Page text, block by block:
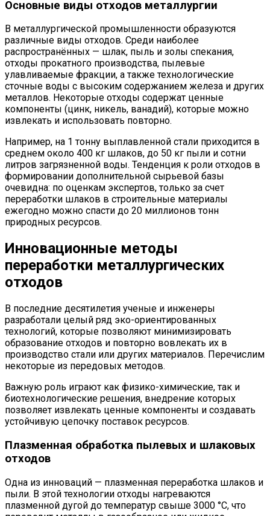
Основные виды отходов металлургии
В металлургической промышленности образуются
различные виды отходов. Среди наиболее
распространённых — шлак, пыль и золы спекания,
отходы прокатного производства, пылевые
улавливаемые фракции, а также технологические
сточные воды с высоким содержанием железа и других
металлов. Некоторые отходы содержат ценные
компоненты (цинк, никель, ванадий), которые можно
извлекать и использовать повторно.
Например, на 1 тонну выплавленной стали приходится в
среднем около 400 кг шлаков, до 50 кг пыли и сотни
литров загрязненной воды. Тенденция к роли отходов в
формировании дополнительной сырьевой базы
очевидна: по оценкам экспертов, только за счет
переработки шлаков в строительные материалы
ежегодно можно спасти до 20 миллионов тонн
природных ресурсов.
Инновационные методы
переработки металлургических
отходов
В последние десятилетия ученые и инженеры
разработали целый ряд эко-ориентированных
технологий, которые позволяют минимизировать
образование отходов и повторно вовлекать их в
производство стали или других материалов. Перечислим
некоторые из передовых методов.
Важную роль играют как физико-химические, так и
биотехнологические решения, внедрение которых
позволяет извлекать ценные компоненты и создавать
устойчивую цепочку поставок ресурсов.
Плазменная обработка пылевых и шлаковых
отходов
Одна из инноваций — плазменная переработка шлаков и
пыли. В этой технологии отходы нагреваются
плазменной дугой до температур свыше 3000 °C, что